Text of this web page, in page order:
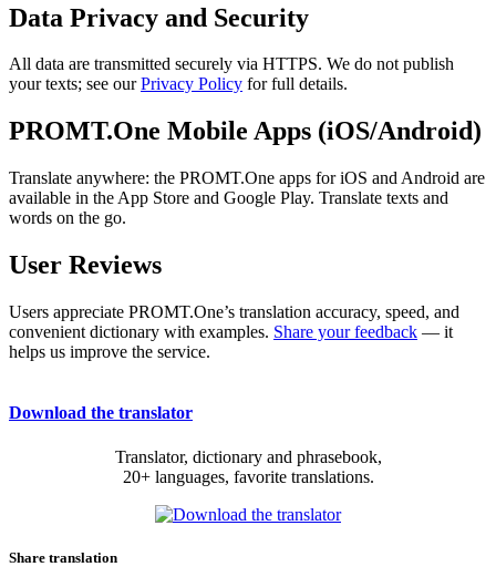
Data Privacy and Security
All data are transmitted securely via HTTPS. We do not publish
your texts; see ourPrivacy Policy for full details.
PROMT.One Mobile Apps (iOS/Android)
Translate anywhere: the PROMT.One apps for iOS and Android are
available in the App Store and Google Play. Translate texts and
words on the go.
User Reviews
Users appreciate PROMT.One’s translation accuracy, speed, and
convenient dictionary with examples. Share your feedback — it
helps us improve the service.
Download the translator
Translator, dictionary and phrasebook,
20+ languages, favorite translations.
Share translation